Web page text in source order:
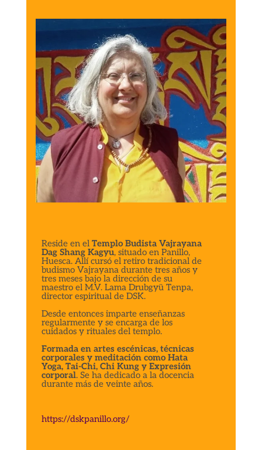
Reside en elTemplo Budista Vajrayana
Dag Shang Kagyu, situado en Panillo,
Huesca. Allí cursó el retiro tradicional de
budismo Vajrayana durante tres años y
tres meses bajo la dirección de su
maestro el M.V. Lama Drubgyü Tenpa,
director espiritual de DSK.
Desde entonces imparte enseñanzas
regularmente y se encarga de los
cuidados y rituales del templo.
Formada en artes escénicas, técnicas
corporales y meditación como Hata
Yoga, Tai-Chi, Chi Kung y Expresión
corporal. Se ha dedicado a la docencia
durante más de veinte años.
https://dskpanillo.org/